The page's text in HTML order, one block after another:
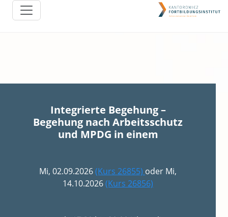
Integrierte Begehung –
Begehung nach Arbeitsschutz
und MPDG in einem
Mi, 02.09.2026(Kurs 26855) oder Mi,
14.10.2026(Kurs 26856)